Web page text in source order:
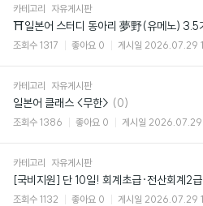
카테고리 자유게시판
⛩일본어 스터디 동아리 夢野(유메노) 3.5
조회수 1317 좋아요 0 게시일 2026.07.29
카테고리 자유게시판
일본어 클래스 <무한> 댓
(0)
조회수 1386 좋아요 0 게시일 2026.07.29
카테고리 자유게시판
[국비지원] 단 10일! 회계초급·전산회계2
조회수 1132 좋아요 0 게시일 2026.07.29